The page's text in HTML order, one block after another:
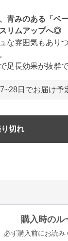
青みのある「ベ
リムアップへ◎
な雰囲気もあり
足長効果が抜群で
日でお届け予
切れ
購入時のル
必ず購入前にお読み